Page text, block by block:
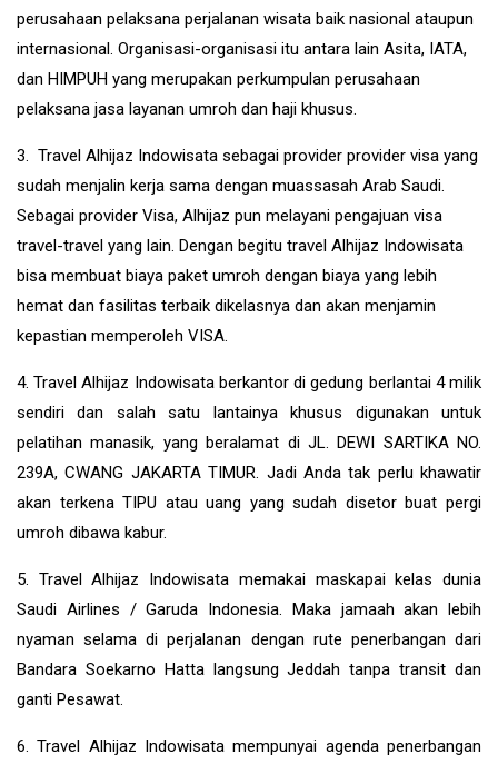
perusahaan pelaksana perjalanan wisata baik nasional ataupun
internasional. Organisasi-organisasi itu antara lain Asita, IATA,
dan HIMPUH yang merupakan perkumpulan perusahaan
pelaksana jasa layanan umroh dan haji khusus.
3. Travel Alhijaz Indowisata sebagai provider provider visa yang
sudah menjalin kerja sama dengan muassasah Arab Saudi.
Sebagai provider Visa, Alhijaz pun melayani pengajuan visa
travel-travel yang lain. Dengan begitu travel Alhijaz Indowisata
bisa membuat biaya paket umroh dengan biaya yang lebih
hemat dan fasilitas terbaik dikelasnya dan akan menjamin
kepastian memperoleh VISA.
4. Travel Alhijaz Indowisata berkantor di gedung berlantai 4 milik
sendiri dan salah satu lantainya khusus digunakan untuk
pelatihan manasik, yang beralamat di JL. DEWI SARTIKA NO.
239A, CWANG JAKARTA TIMUR. Jadi Anda tak perlu khawatir
akan terkena TIPU atau uang yang sudah disetor buat pergi
umroh dibawa kabur.
5. Travel Alhijaz Indowisata memakai maskapai kelas dunia
Saudi Airlines / Garuda Indonesia. Maka jamaah akan lebih
nyaman selama di perjalanan dengan rute penerbangan dari
Bandara Soekarno Hatta langsung Jeddah tanpa transit dan
ganti Pesawat.
6. Travel Alhijaz Indowisata mempunyai agenda penerbangan